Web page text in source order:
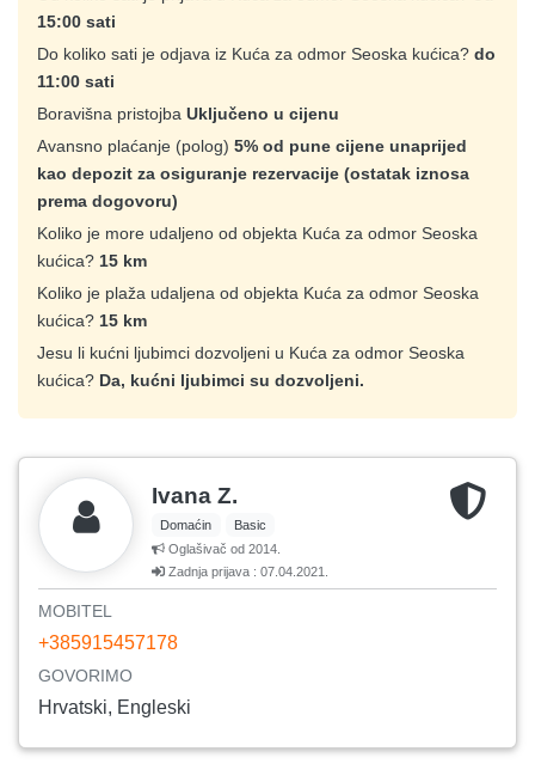
15:00 sati
Do koliko sati je odjava iz Kuća za odmor Seoska kućica? do
11:00 sati
Boravišna pristojba Uključeno u cijenu
Avansno plaćanje (polog) 5% od pune cijene unaprijed
kao depozit za osiguranje rezervacije (ostatak iznosa
prema dogovoru)
Koliko je more udaljeno od objekta Kuća za odmor Seoska
kućica? 15 km
Koliko je plaža udaljena od objekta Kuća za odmor Seoska
kućica? 15 km
Jesu li kućni ljubimci dozvoljeni u Kuća za odmor Seoska
kućica? Da, kućni ljubimci su dozvoljeni.
Ivana Z.
Domaćin
Basic
Oglašivač od 2014.
Zadnja prijava : 07.04.2021.
MOBITEL
+385915457178
GOVORIMO
Hrvatski, Engleski